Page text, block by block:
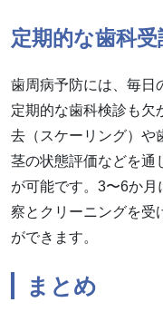
定期的な歯科受
歯周病予防には、毎日
定期的な歯科検診も欠
去（スケーリング）や
茎の状態評価などを通
が可能です。3〜6か
察とクリーニングを受
ができます。
まとめ